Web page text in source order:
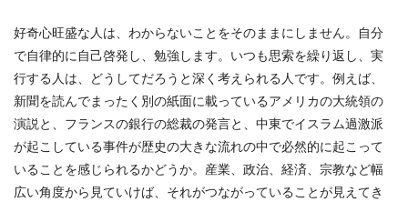
好奇心旺盛な人は、わからないことをそのままにしません。自分
で自律的に自己啓発し、勉強します。いつも思索を繰り返し、実
行する人は、どうしてだろうと深く考えられる人です。例えば、
新聞を読んでまったく別の紙面に載っているアメリカの大統領の
演説と、フランスの銀行の総裁の発言と、中東でイスラム過激派
が起こしている事件が歴史の大きな流れの中で必然的に起こって
いることを感じられるかどうか。産業、政治、経済、宗教など幅
広い角度から見ていけば、それがつながっていることが見えてき